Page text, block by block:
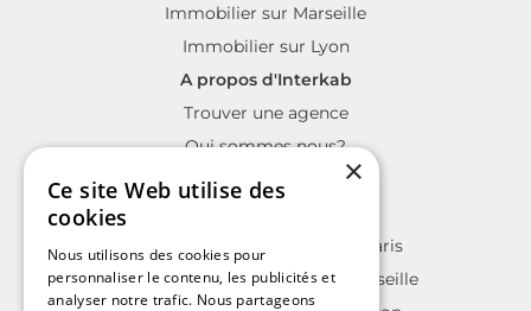
Immobilier sur Marseille
Immobilier sur Lyon
A propos d'Interkab
Trouver une agence
Qui sommes nous?
La charte Interkab
Annonces immobilières sur Paris
Annonces immobilières sur Marseille
×
Ce site Web utilise des
cookies
Nous utilisons des cookies pour
personnaliser le contenu, les publicités et
analyser notre trafic. Nous partageons